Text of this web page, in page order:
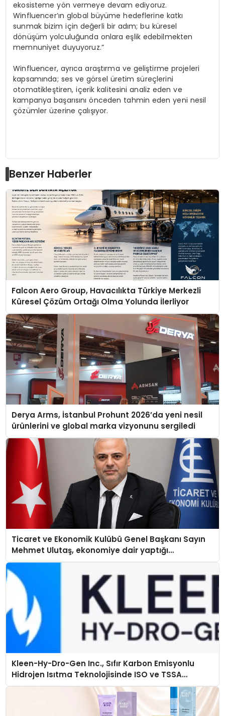
ekosisteme yön vermeye devam ediyoruz.
Winfluencer’ın global büyüme hedeflerine katkı
sunmak bizim için değerli bir adım; bu küresel
dönüşüm yolculuğunda onlara eşlik edebilmekten
memnuniyet duyuyoruz.”
Winfluencer, ayrıca araştırma ve geliştirme projeleri
kapsamında; ses ve görsel üretim süreçlerini
otomatikleştiren, içerik kalitesini analiz eden ve
kampanya başarısını önceden tahmin eden yeni nesil
çözümler üzerine çalışıyor.
Benzer Haberler
Falcon Aero Group, Havacılıkta Türkiye Merkezli
Küresel Çözüm Ortağı Olma Yolunda İlerliyor
Derya Arms, İstanbul Prohunt 2026’da yeni nesil
ürünlerini ve global marka vizyonunu sergiledi
Ticaret ve Ekonomik Kulübü Genel Başkanı Sayın
Mehmet Ulutaş, ekonomiye dair yaptığı
açıklamada şunları kaydetti:
Kleen-Hy-Dro-Gen Inc., Sıfır Karbon Emisyonlu
Hidrojen Isıtma Teknolojisinde ISO ve TSSA
Düzenleyici Onaylarını Aldı